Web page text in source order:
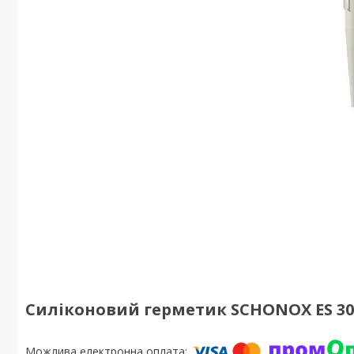
Силіконовий герметик SCHONOX ES